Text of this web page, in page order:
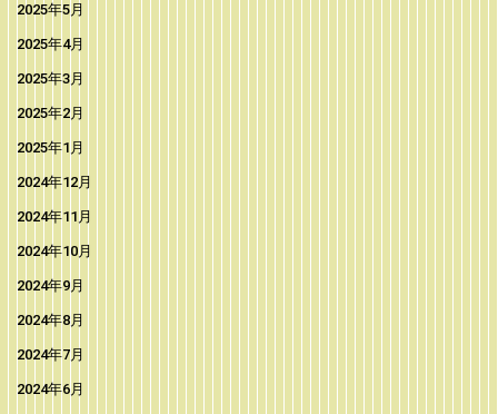
2025年5月
2025年4月
2025年3月
2025年2月
2025年1月
2024年12月
2024年11月
2024年10月
2024年9月
2024年8月
2024年7月
2024年6月